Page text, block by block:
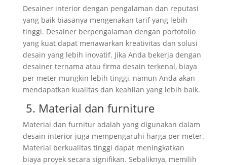
Desainer interior dengan pengalaman dan reputasi
yang baik biasanya mengenakan tarif yang lebih
tinggi. Desainer berpengalaman dengan portofolio
yang kuat dapat menawarkan kreativitas dan solusi
desain yang lebih inovatif. Jika Anda bekerja dengan
desainer ternama atau firma desain terkenal, biaya
per meter mungkin lebih tinggi, namun Anda akan
mendapatkan kualitas dan keahlian yang lebih baik.
5. Material dan furniture
Material dan furnitur adalah yang digunakan dalam
desain interior juga mempengaruhi harga per meter.
Material berkualitas tinggi dapat meningkatkan
biaya proyek secara signifikan. Sebaliknya, memilih